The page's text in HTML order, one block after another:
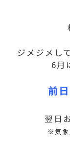
ジメジメし
6月
前
翌日
※気象